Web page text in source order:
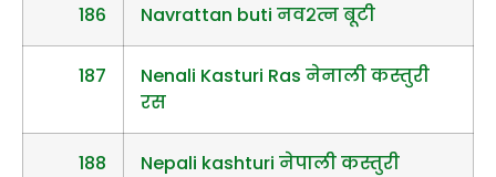
186 Navrattan buti नव२त्न बूटी
187
Nenali Kasturi Ras नेनाली कस्तुरी
रस
188 Nepali kashturi नेपाली कस्तुरी